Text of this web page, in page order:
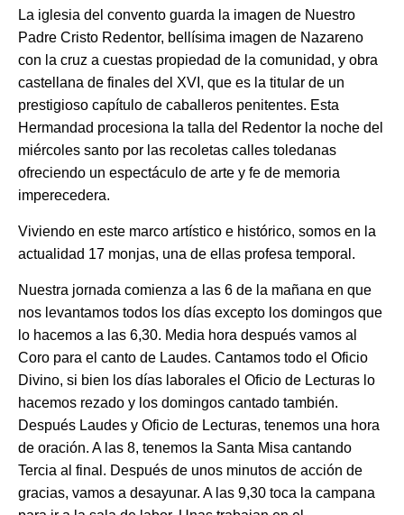
La iglesia del convento guarda la imagen de Nuestro
Padre Cristo Redentor, bellísima imagen de Nazareno
con la cruz a cuestas propiedad de la comunidad, y obra
castellana de finales del XVI, que es la titular de un
prestigioso capítulo de caballeros penitentes. Esta
Hermandad procesiona la talla del Redentor la noche del
miércoles santo por las recoletas calles toledanas
ofreciendo un espectáculo de arte y fe de memoria
imperecedera.
Viviendo en este marco artístico e histórico, somos en la
actualidad 17 monjas, una de ellas profesa temporal.
Nuestra jornada comienza a las 6 de la mañana en que
nos levantamos todos los días excepto los domingos que
lo hacemos a las 6,30. Media hora después vamos al
Coro para el canto de Laudes. Cantamos todo el Oficio
Divino, si bien los días laborales el Oficio de Lecturas lo
hacemos rezado y los domingos cantado también.
Después Laudes y Oficio de Lecturas, tenemos una hora
de oración. A las 8, tenemos la Santa Misa cantando
Tercia al final. Después de unos minutos de acción de
gracias, vamos a desayunar. A las 9,30 toca la campana